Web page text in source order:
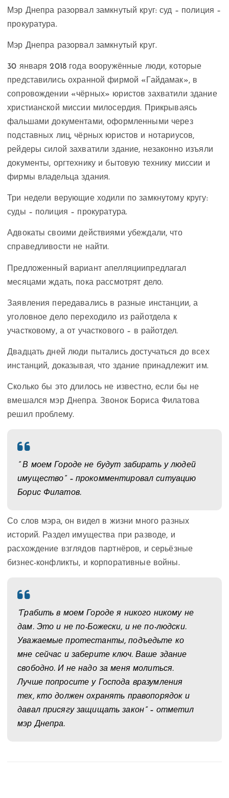
Мэр Днепра разорвал замкнутый круг: суд – полиция –
прокуратура.
Мэр Днепра разорвал замкнутый круг.
30 января 2018 года вооружённые люди, которые
представились охранной фирмой «Гайдамак», в
сопровождении «чёрных» юристов захватили здание
христианской миссии милосердия. Прикрываясь
фальшами документами, оформленными через
подставных лиц, чёрных юристов и нотариусов,
рейдеры силой захватили здание, незаконно изъяли
документы, оргтехнику и бытовую технику миссии и
фирмы владельца здания.
Три недели верующие ходили по замкнутому кругу:
суды – полиция – прокуратура.
Адвокаты своими действиями убеждали, что
справедливости не найти.
Предложенный вариант апелляциипредлагал
месяцами ждать, пока рассмотрят дело.
Заявления передавались в разные инстанции, а
уголовное дело переходило из райотдела к
участковому, а от участкового – в райотдел.
Двадцать дней люди пытались достучаться до всех
инстанций, доказывая, что здание принадлежит им.
Сколько бы это длилось не известно, если бы не
вмешался мэр Днепра. Звонок Бориса Филатова
решил проблему.
” В моем Городе не будут забирать у людей
имущество” – прокомментировал ситуацию
Борис Филатов.
Со слов мэра, он видел в жизни много разных
историй. Раздел имущества при разводе, и
расхождение взглядов партнёров, и серьёзные
бизнес-конфликты, и корпоративные войны.
“Грабить в моем Городе я никого никому не
дам. Это и не по-Божески, и не по-людски.
Уважаемые протестанты, подъедьте ко
мне сейчас и заберите ключ. Ваше здание
свободно. И не надо за меня молиться.
Лучше попросите у Господа вразумления
тех, кто должен охранять правопорядок и
давал присягу защищать закон” – отметил
мэр Днепра.